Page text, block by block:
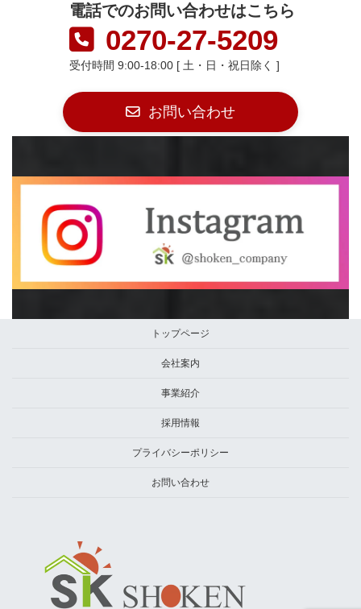
電話でのお問い合わせはこちら
0270-27-5209
受付時間 9:00-18:00 [ 土・日・祝日除く ]
お問い合わせ
トップページ
会社案内
事業紹介
採用情報
プライバシーポリシー
お問い合わせ